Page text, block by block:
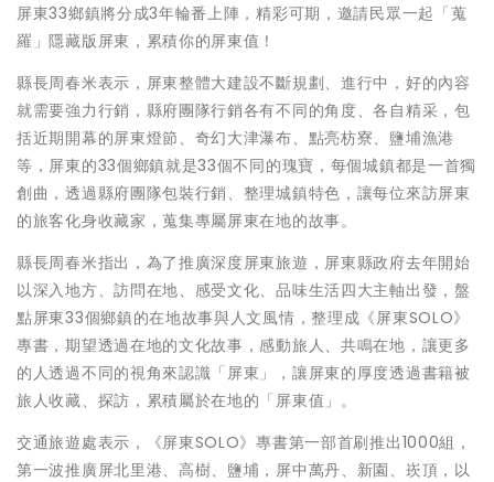
屏東33鄉鎮將分成3年輪番上陣，精彩可期，邀請民眾一起「蒐
羅」隱藏版屏東，累積你的屏東值！
縣長周春米表示，屏東整體大建設不斷規劃、進行中，好的內容
就需要強力行銷，縣府團隊行銷各有不同的角度、各自精采，包
括近期開幕的屏東燈節、奇幻大津瀑布、點亮枋寮、鹽埔漁港
等，屏東的33個鄉鎮就是33個不同的瑰寶，每個城鎮都是一首獨
創曲，透過縣府團隊包裝行銷、整理城鎮特色，讓每位來訪屏東
的旅客化身收藏家，蒐集專屬屏東在地的故事。
縣長周春米指出，為了推廣深度屏東旅遊，屏東縣政府去年開始
以深入地方、訪問在地、感受文化、品味生活四大主軸出發，盤
點屏東33個鄉鎮的在地故事與人文風情，整理成《屏東SOLO》
專書，期望透過在地的文化故事，感動旅人、共鳴在地，讓更多
的人透過不同的視角來認識「屏東」，讓屏東的厚度透過書籍被
旅人收藏、探訪，累積屬於在地的「屏東值」。
交通旅遊處表示，《屏東SOLO》專書第一部首刷推出1000組，
第一波推廣屏北里港、高樹、鹽埔，屏中萬丹、新園、崁頂，以